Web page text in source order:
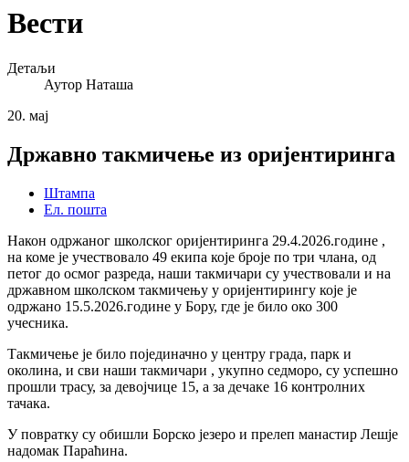
Вести
Детаљи
Аутор Наташа
20. мај
Државно такмичење из оријентиринга
Штампа
Ел. пошта
Након одржаног школског оријентиринга 29.4.2026.године ,
на коме је учествовало 49 екипа које броје по три члана, од
петог до осмог разреда, наши такмичари су учествовали и на
државном школском такмичењу у оријентирингу које је
одржано 15.5.2026.године у Бору, где је било око 300
учесника.
Такмичење је било појединачно у центру града, парк и
околина, и сви наши такмичари , укупно седморо, су успешно
прошли трасу, за девојчице 15, а за дечаке 16 контролних
тачака.
У повратку су обишли Борско језеро и прелеп манастир Лешје
надомак Параћина.